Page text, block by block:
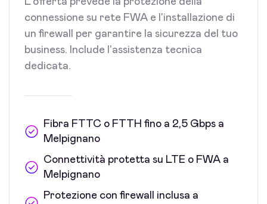
connessione su rete FWA e l'installazione di
un firewall per garantire la sicurezza del tuo
business. Include l'assistenza tecnica
dedicata.
Fibra FTTC o FTTH fino a 2,5 Gbps a
Melpignano
Connettività protetta su LTE o FWA a
Melpignano
Protezione con firewall inclusa a